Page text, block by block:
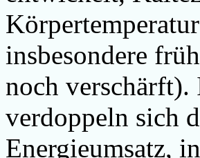
insbesondere
noch verschärft).
verdoppeln sich
Energieumsatz,